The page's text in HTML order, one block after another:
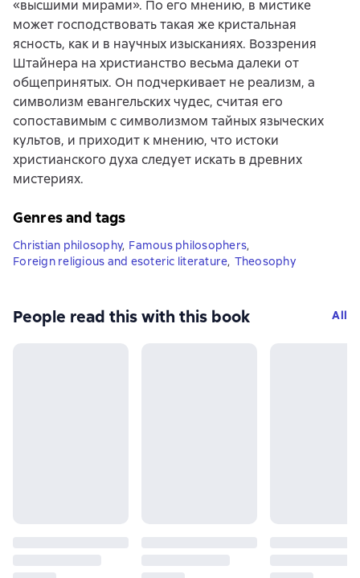
«высшими мирами». По его мнению, в мистике
может господствовать такая же кристальная
ясность, как и в научных изысканиях. Воззрения
Штайнера на христианство весьма далеки от
общепринятых. Он подчеркивает не реализм, а
символизм евангельских чудес, считая его
сопоставимым с символизмом тайных языческих
культов, и приходит к мнению, что истоки
христианского духа следует искать в древних
мистериях.
Genres and tags
Christian philosophy, Famous philosophers,
Foreign religious and esoteric literature, Theosophy
People read this with this book All